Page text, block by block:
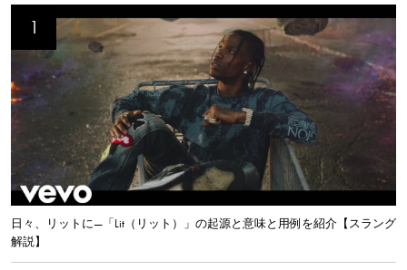
日々、リットに—「Lit（リット）」の起源と意味と用例を紹介【スラング
解説】